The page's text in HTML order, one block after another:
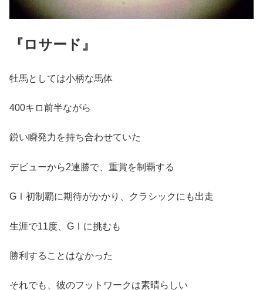
『ロサード』
牡馬としては小柄な馬体
400キロ前半ながら
鋭い瞬発力を持ち合わせていた
デビューから2連勝で、重賞を制覇する
GⅠ初制覇に期待がかかり、クラシックにも出走
生涯で11度、GⅠに挑むも
勝利することはなかった
それでも、彼のフットワークは素晴らしい